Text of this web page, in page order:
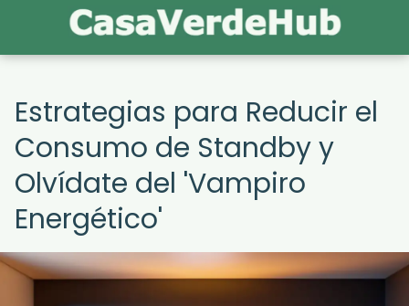
Estrategias para Reducir el
Consumo de Standby y
Olvídate del 'Vampiro
Energético'